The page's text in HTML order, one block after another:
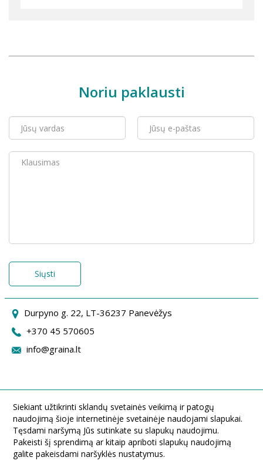
Noriu paklausti
Siųsti
Durpyno g. 22, LT-36237 Panevėžys
+370 45 570605
info@graina.lt
Siekiant užtikrinti sklandų svetainės veikimą ir patogų
naudojimą šioje internetinėje svetainėje naudojami slapukai.
Tęsdami naršymą Jūs sutinkate su slapukų naudojimu.
Pakeisti šį sprendimą ar kitaip apriboti slapukų naudojimą
galite pakeisdami naršyklės nustatymus.